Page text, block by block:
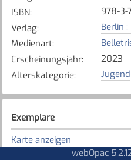
ISBN:
978-3-
Verlag:
Berlin
Medienart:
Erscheinungsjahr:
2023
Alterskategorie: Jugend
Exemplare
Karte anzeigen
webOpac